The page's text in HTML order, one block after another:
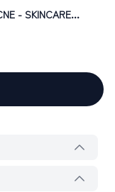
- SKINCARE...